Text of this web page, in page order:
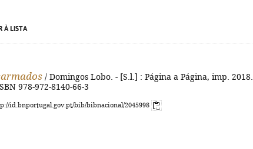
À LISTA
/ Domingos Lobo. - [S.l.] : Página a Página, imp.
978-972-8140-66-3
id.bnportugal.gov.pt/bib/bibnacional/2045998